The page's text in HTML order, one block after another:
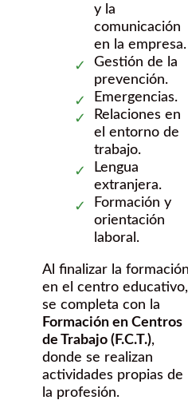
y la
comunicación
en la empresa.
Gestión de la
prevención.
Emergencias.
Relaciones en
el entorno de
trabajo.
Lengua
extranjera.
Formación y
orientación
laboral.
Al finalizar la formación
en el centro educativo,
se completa con la
Formación en Centros
de Trabajo (F.C.T.),
donde se realizan
actividades propias de
la profesión.